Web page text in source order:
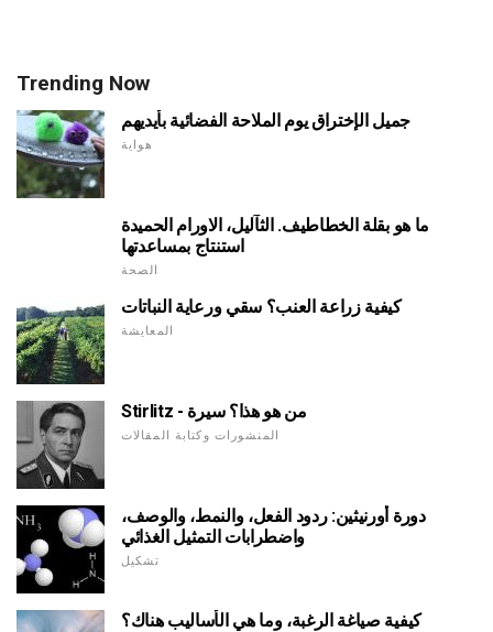
Trending Now
جميل الإختراق يوم الملاحة الفضائية بأيديهم
هواية
ما هو بقلة الخطاطيف. الثآليل، الاورام الحميدة
استنتاج بمساعدتها
الصحة
كيفية زراعة العنب؟ سقي ورعاية النباتات
المعايشة
Stirlitz - من هو هذا؟ سيرة
المنشورات وكتابة المقالات
دورة أورنيثين: ردود الفعل، والنمط، والوصف،
واضطرابات التمثيل الغذائي
تشكيل
كيفية صياغة الرغبة، وما هي الأساليب هناك؟